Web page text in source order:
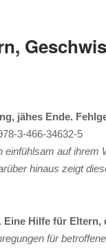
jähes Ende.
3-466-34632-5
auf ihrem
hinaus zeigt
Eine Hilfe für
für